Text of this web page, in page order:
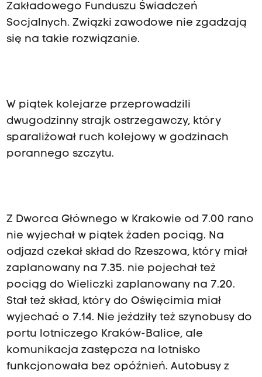
Zakładowego Funduszu Świadczeń
Socjalnych. Związki zawodowe nie zgadzają
się na takie rozwiązanie.
W piątek kolejarze przeprowadzili
dwugodzinny strajk ostrzegawczy, który
sparaliżował ruch kolejowy w godzinach
porannego szczytu.
Z Dworca Głównego w Krakowie od 7.00 rano
nie wyjechał w piątek żaden pociąg. Na
odjazd czekał skład do Rzeszowa, który miał
zaplanowany na 7.35. nie pojechał też
pociąg do Wieliczki zaplanowany na 7.20.
Stał też skład, który do Oświęcimia miał
wyjechać o 7.14. Nie jeździły też szynobusy do
portu lotniczego Kraków-Balice, ale
komunikacja zastępcza na lotnisko
funkcjonowała bez opóźnień. Autobusy z